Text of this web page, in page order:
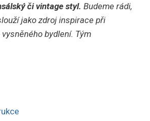
či vintage styl. Budeme rádi,
jako zdroj inspirace při
bydlení. Tým